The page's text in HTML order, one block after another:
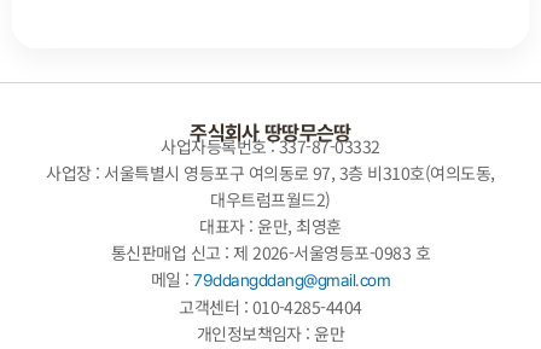
로그인
주식회사 땅땅무슨땅
사업자등록번호 : 337-87-03332
사업장 : 서울특별시 영등포구 여의동로 97, 3층 비310호(여의도동,
대우트럼프월드2)
대표자 : 윤만, 최영훈
통신판매업 신고 : 제 2026-서울영등포-0983 호
메일 :79ddangddang@gmail.com
고객센터 : 010-4285-4404
개인정보책임자 : 윤만